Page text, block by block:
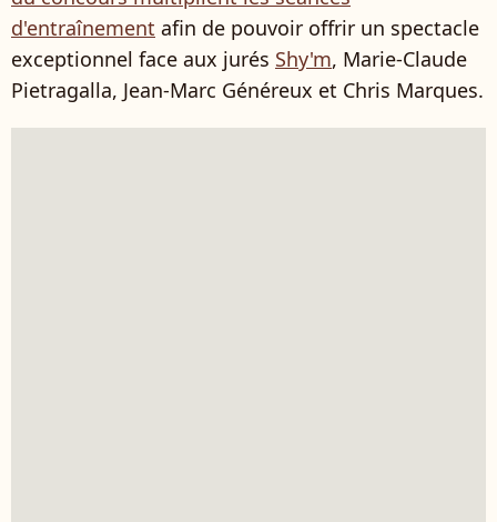
d'entraînement afin de pouvoir offrir un spectacle
exceptionnel face aux jurés Shy'm, Marie-Claude
Pietragalla, Jean-Marc Généreux et Chris Marques.